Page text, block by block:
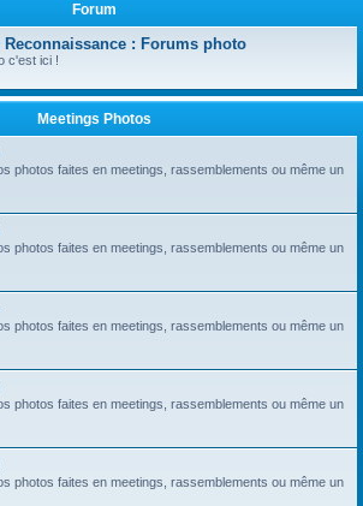
Forum
Reconnaissance : Forums photo
c'est ici !
Meetings Photos
photos faites en meetings, rassemblements ou même un
photos faites en meetings, rassemblements ou même un
photos faites en meetings, rassemblements ou même un
photos faites en meetings, rassemblements ou même un
photos faites en meetings, rassemblements ou même un